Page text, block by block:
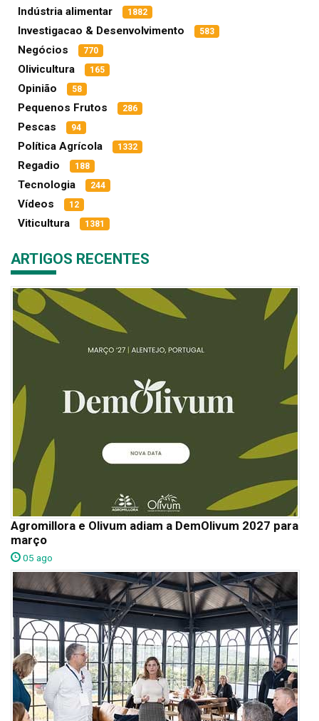
Indústria alimentar 1882
Investigacao & Desenvolvimento 583
Negócios 770
Olivicultura 165
Opinião 58
Pequenos Frutos 286
Pescas 94
Política Agrícola 1332
Regadio 188
Tecnologia 244
Vídeos 12
Viticultura 1381
ARTIGOS RECENTES
Agromillora e Olivum adiam a DemOlivum 2027 para
março
05 ago